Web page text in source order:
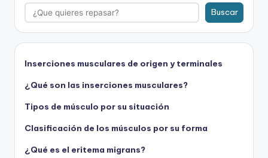
Buscar
Inserciones musculares de origen y terminales
¿Qué son las inserciones musculares?
Tipos de músculo por su situación
Clasificación de los músculos por su forma
¿Qué es el eritema migrans?